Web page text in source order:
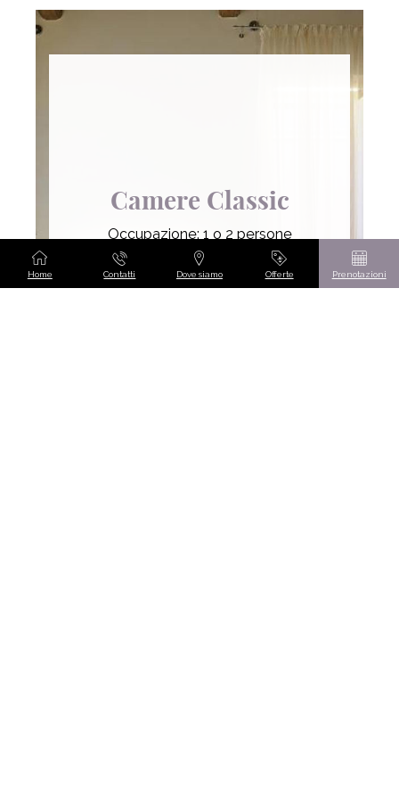
Camere Classic
Occupazione: 1 o 2 persone
€
Home Contatti Dove siamo Offerte Prenotazioni